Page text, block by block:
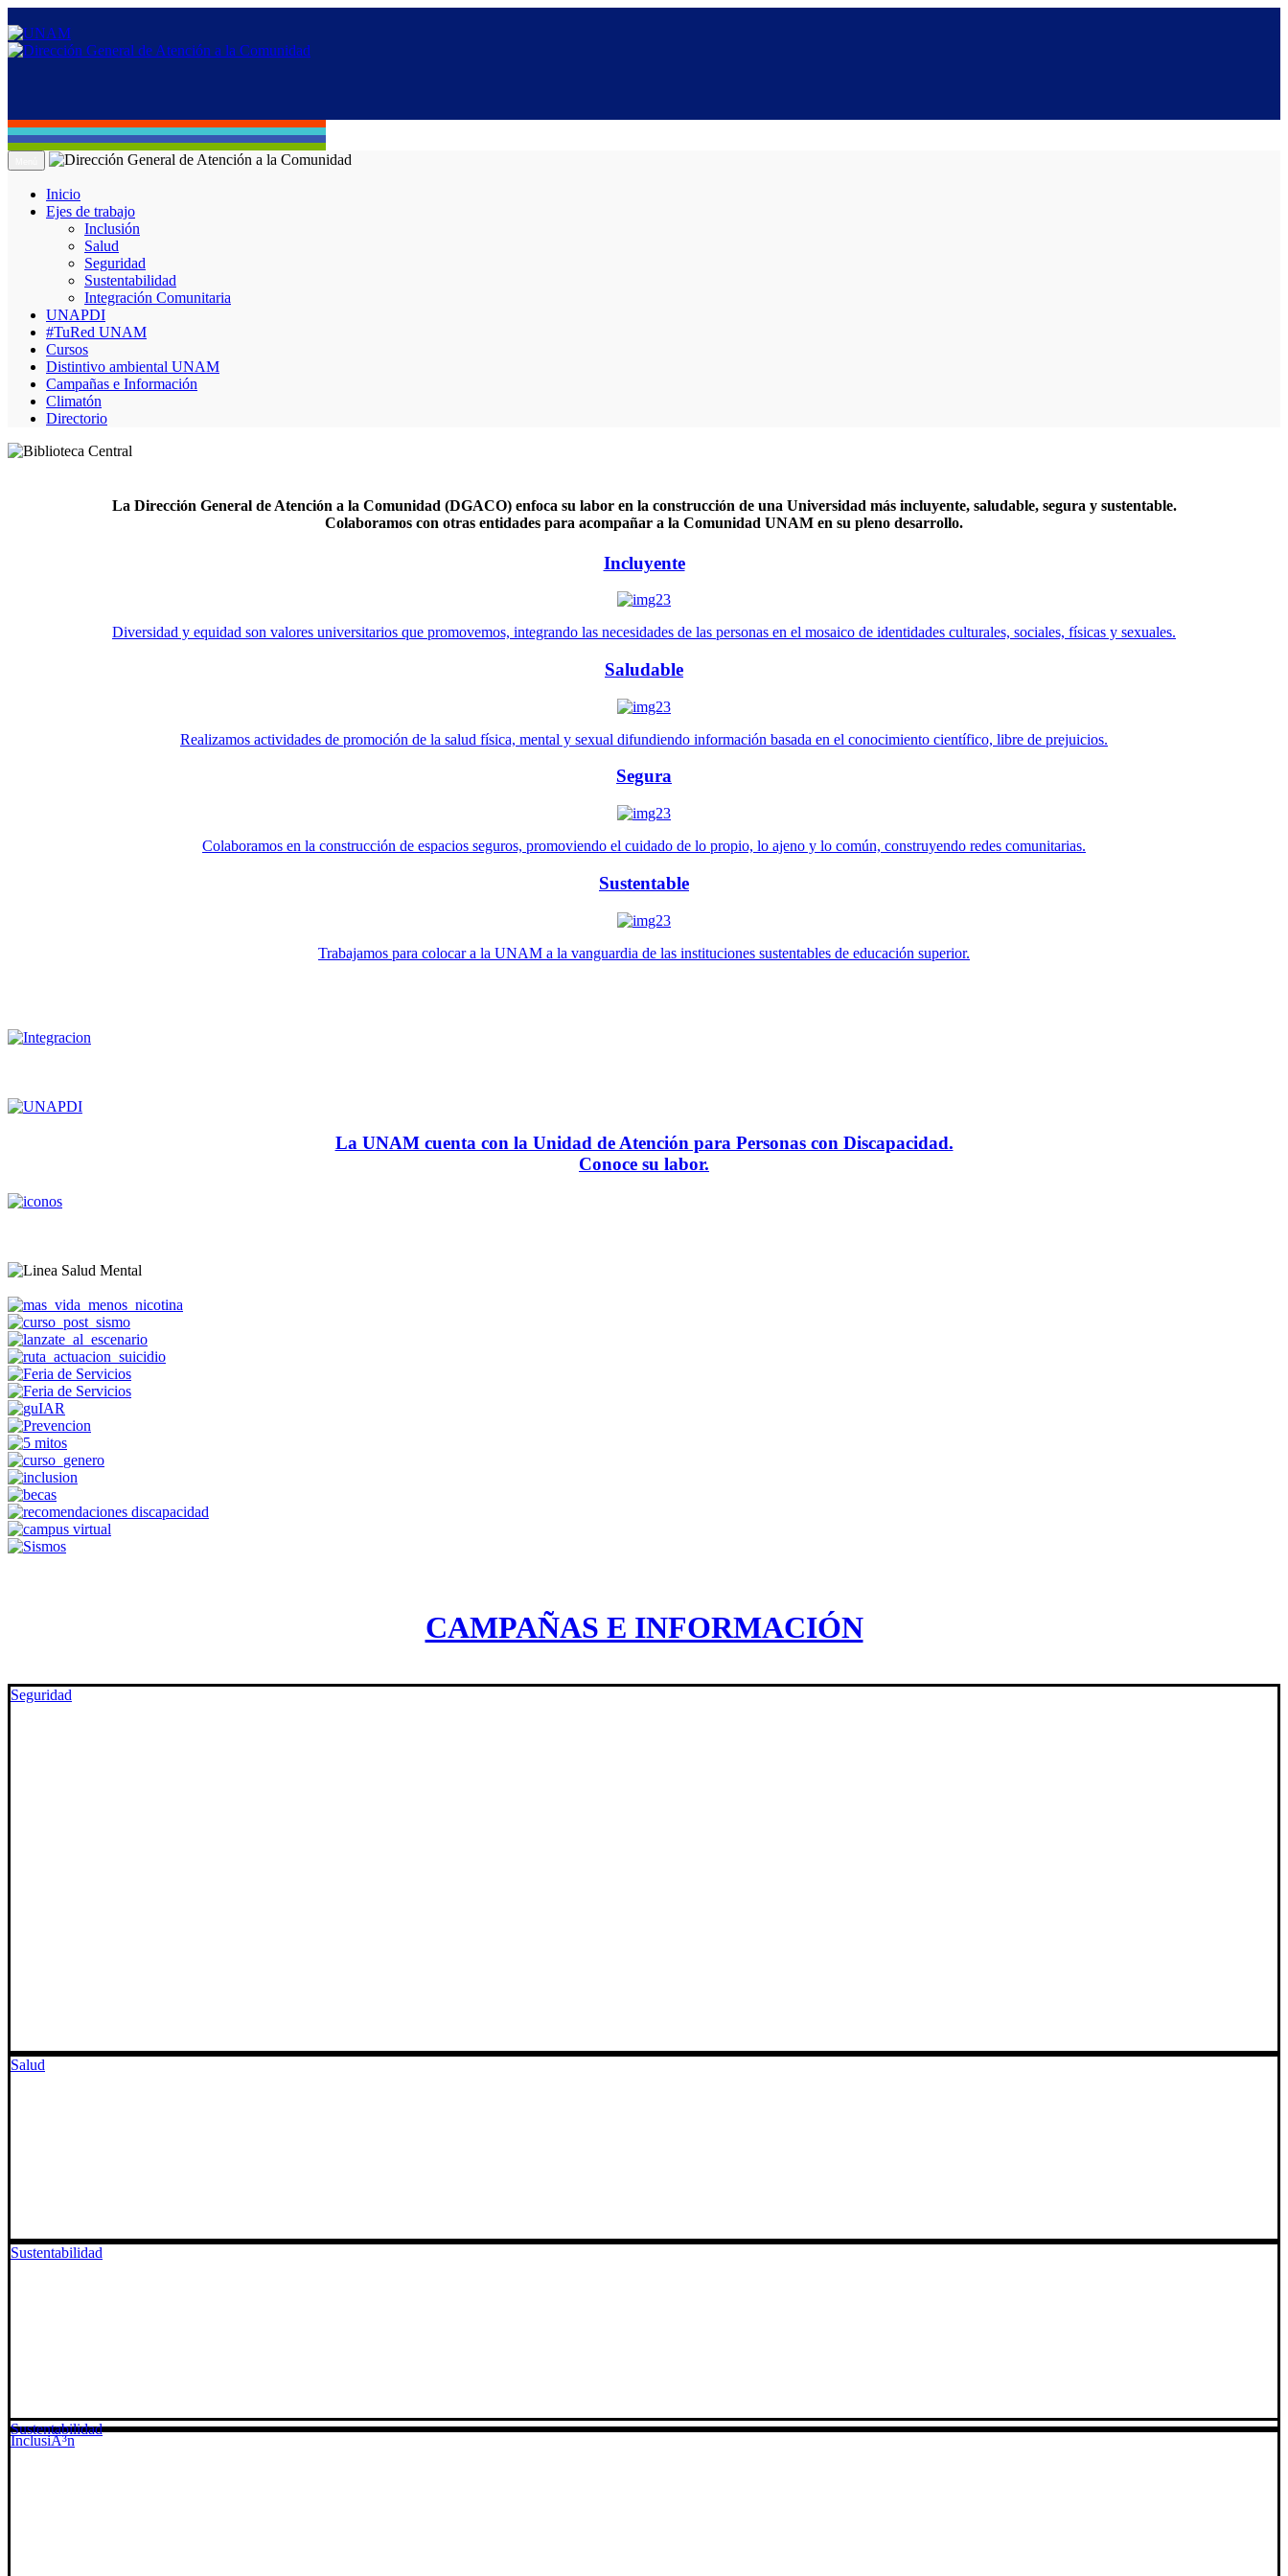
Inicio
Ejes de trabajo
Inclusión
Salud
Seguridad
Sustentabilidad
Integración Comunitaria
UNAPDI
#TuRed UNAM
Cursos
Distintivo ambiental UNAM
Campañas e Información
Climatón
Directorio
La Dirección General de Atención a la Comunidad (DGACO) enfoca su labor en la construcción de una Universidad más incluyente, saludable, segura y sustentable.
Colaboramos con otras entidades para acompañar a la Comunidad UNAM en su pleno desarrollo.
Incluyente
Diversidad y equidad son valores universitarios que promovemos, integrando las necesidades de las personas en el mosaico de identidades culturales, sociales, físicas y sexuales.
Saludable
Realizamos actividades de promoción de la salud física, mental y sexual difundiendo información basada en el conocimiento científico, libre de prejuicios.
Segura
Colaboramos en la construcción de espacios seguros, promoviendo el cuidado de lo propio, lo ajeno y lo común, construyendo redes comunitarias.
Sustentable
Trabajamos para colocar a la UNAM a la vanguardia de las instituciones sustentables de educación superior.
La UNAM cuenta con la Unidad de Atención para Personas con Discapacidad.
Conoce su labor.
CAMPAÑAS E INFORMACIÓN
Seguridad
Salud
Sustentabilidad
InclusiÃ³n
Sustentabilidad